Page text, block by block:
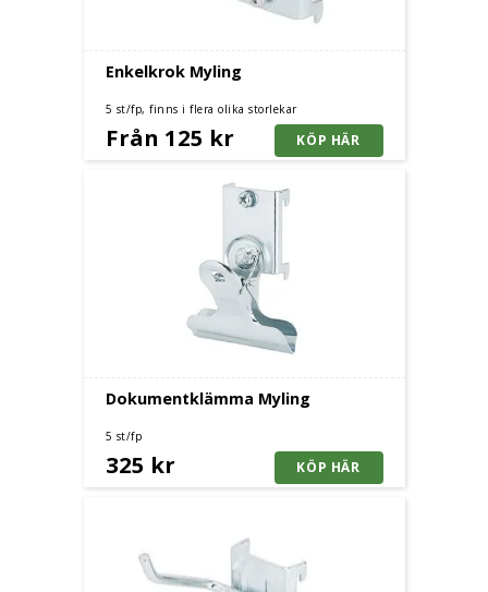
Enkelkrok Myling
5 st/fp, finns i flera olika storlekar
Från 125 kr
Dokumentklämma Myling
5 st/fp
325 kr